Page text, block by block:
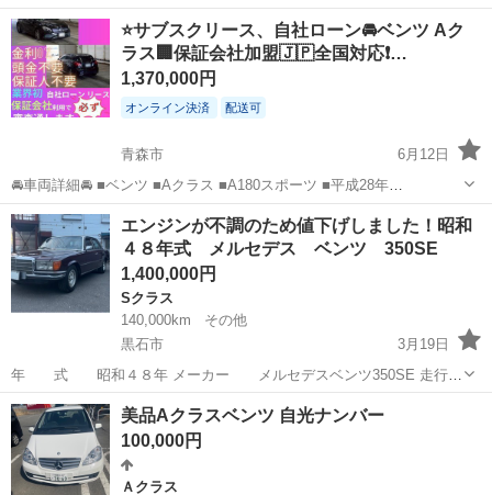
名： メルセデス・ベンツ ■ 車種名： Ｅクラス ■ グレード
名： Ｅ３５０ アバンギャルド 車検整備付き サンルーフ ＥＴ
Ｃ プッシュスタ...
宮城 仙台市 Ｅクラス
⭐️サブスクリース、自社ローン🚘️ベンツ Aク
ラス🏢保証会社加盟🇯🇵全国対応❗…
1,370,000円
オンライン決済 配送可
青森市
6月12日
🚘車両詳細🚘 ■ベンツ ■Aクラス ■A180スポーツ ■平成28年
■20.445km ■ 車検2年付 ■月々30.000円 🚙車両装備🚙 ■ナビ ■TV ■バ
ックカメラ ■ドライブレコーダー ■プッシュスタート ■E...
青森 青森市 ベンツ（メルセデス） 車両
エンジンが不調のため値下げしました！昭和
４８年式 メルセデス ベンツ 350SE
1,400,000円
Sクラス
140,000km
その他
黒石市
3月19日
年 式 昭和４８年 メーカー メルセデスベンツ350SE 走行距
離 140000㌔ ミッション CAT 排気量 V8 3500cc 車
検 なし 装 備 AC パワステ パワーウィンド 追記 ラジエ
ー...
青森 黒石市 Sクラス ミッション
美品Aクラスベンツ 自光ナンバー
100,000円
Ａクラス